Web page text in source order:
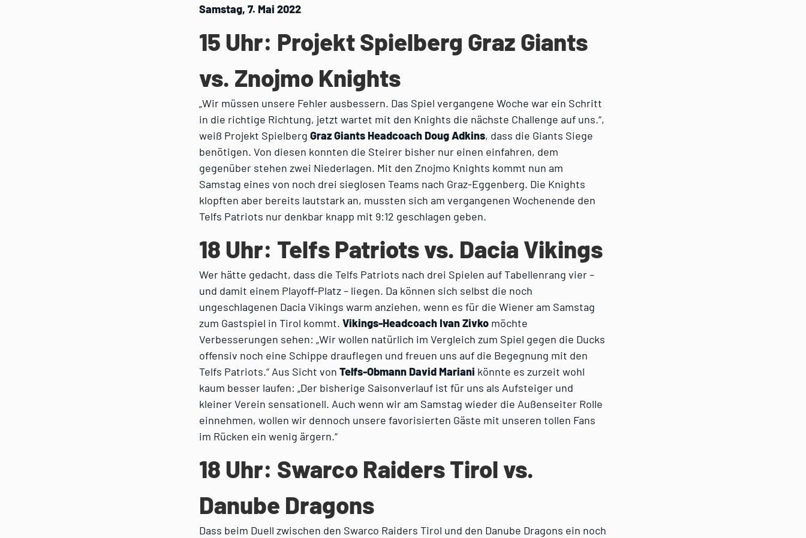
Samstag, 7. Mai 2022
15 Uhr: Projekt Spielberg Graz Giants
vs. Znojmo Knights
„Wir müssen unsere Fehler ausbessern. Das Spiel vergangene Woche war ein Schritt
in die richtige Richtung, jetzt wartet mit den Knights die nächste Challenge auf uns.“,
weiß Projekt Spielberg Graz Giants Headcoach Doug Adkins, dass die Giants Siege
benötigen. Von diesen konnten die Steirer bisher nur einen einfahren, dem
gegenüber stehen zwei Niederlagen. Mit den Znojmo Knights kommt nun am
Samstag eines von noch drei sieglosen Teams nach Graz-Eggenberg. Die Knights
klopften aber bereits lautstark an, mussten sich am vergangenen Wochenende den
Telfs Patriots nur denkbar knapp mit 9:12 geschlagen geben.
18 Uhr: Telfs Patriots vs. Dacia Vikings
Wer hätte gedacht, dass die Telfs Patriots nach drei Spielen auf Tabellenrang vier –
und damit einem Playoff-Platz – liegen. Da können sich selbst die noch
ungeschlagenen Dacia Vikings warm anziehen, wenn es für die Wiener am Samstag
zum Gastspiel in Tirol kommt. Vikings-Headcoach Ivan Zivko möchte
Verbesserungen sehen: „Wir wollen natürlich im Vergleich zum Spiel gegen die Ducks
offensiv noch eine Schippe drauflegen und freuen uns auf die Begegnung mit den
Telfs Patriots.“ Aus Sicht von Telfs-Obmann David Mariani könnte es zurzeit wohl
kaum besser laufen: „Der bisherige Saisonverlauf ist für uns als Aufsteiger und
kleiner Verein sensationell. Auch wenn wir am Samstag wieder die Außenseiter Rolle
einnehmen, wollen wir dennoch unsere favorisierten Gäste mit unseren tollen Fans
im Rücken ein wenig ärgern.“
18 Uhr: Swarco Raiders Tirol vs.
Danube Dragons
Dass beim Duell zwischen den Swarco Raiders Tirol und den Danube Dragons ein noch